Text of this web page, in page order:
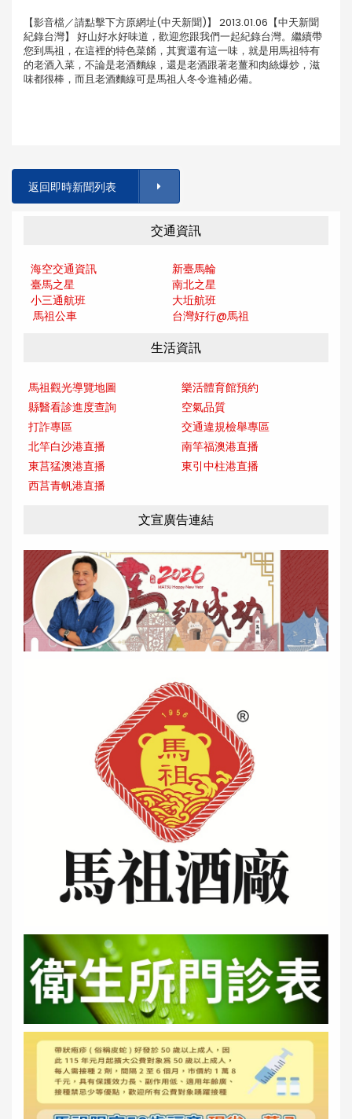
【影音檔／請點擊下方原網址(中天新聞)】 2013.01.06【中天新聞
紀錄台灣】 好山好水好味道，歡迎您跟我們一起紀錄台灣。繼續帶
您到馬祖，在這裡的特色菜餚，其實還有這一味，就是用馬祖特有
的老酒入菜，不論是老酒麵線，還是老酒跟著老薑和肉絲爆炒，滋
味都很棒，而且老酒麵線可是馬祖人冬令進補必備。
返回即時新聞列表
交通資訊
海空交通資訊
新臺馬輪
臺馬之星
南北之星
小三通航班
大坵航班
馬祖公車
台灣好行@馬祖
生活資訊
馬祖觀光導覽地圖
樂活體育館預約
縣醫看診進度查詢
空氣品質
打詐專區
交通違規檢舉專區
北竿白沙港直播
南竿福澳港直播
東莒猛澳港直播
東引中柱港直播
西莒青帆港直播
文宣廣告連結